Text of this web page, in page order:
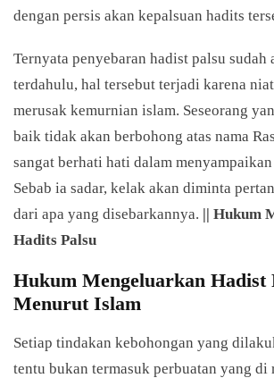
dengan persis akan kepalsuan hadits
Ternyata penyebaran hadist palsu sudah
terdahulu, hal tersebut terjadi karena
merusak kemurnian islam. Seseorang
baik tidak akan berbohong atas nama
sangat berhati hati dalam
Sebab ia sadar, kelak akan diminta
dari apa yang disebarkannya. || Hukum
Hadits Palsu
Hukum Mengeluarkan Hadist
Menurut Islam
Setiap tindakan kebohongan yang
tentu bukan termasuk perbuatan yang